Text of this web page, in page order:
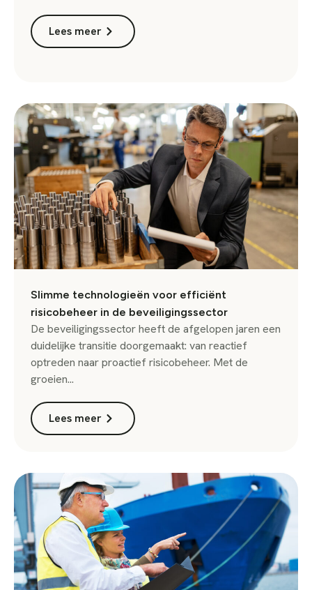
Lees meer
Slimme technologieën voor efficiënt
risicobeheer in de beveiligingssector
De beveiligingssector heeft de afgelopen jaren een
duidelijke transitie doorgemaakt: van reactief
optreden naar proactief risicobeheer. Met de
groeien...
Lees meer